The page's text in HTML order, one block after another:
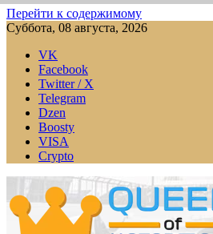
Перейти к содержимому
Суббота, 08 августа, 2026
VK
Facebook
Twitter / X
Telegram
Dzen
Boosty
VISA
Crypto